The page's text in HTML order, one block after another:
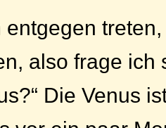
entgegen
also frage ich
Die Venus